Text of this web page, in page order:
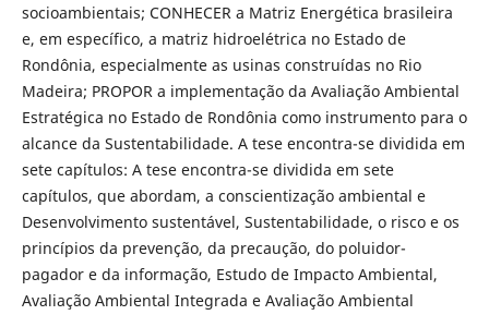
socioambientais; CONHECER a Matriz Energética brasileira
e, em específico, a matriz hidroelétrica no Estado de
Rondônia, es­pecialmente as usinas construídas no Rio
Madeira; PROPOR a implementação da Avaliação Ambiental
Estratégica no Estado de Rondônia como instrumento para o
alcance da Sustentabilidade. A tese encontra-se dividida em
sete capí­tulos: A tese encontra-se dividida em sete
capítulos, que abordam, a conscien­tização ambiental e
Desenvolvimento sustentável, Sustentabilidade, o risco e os
princípios da prevenção, da precaução, do poluidor-
pagador e da informa­ção, Estudo de Impacto Ambiental,
Avaliação Ambiental Integrada e Avalia­ção Ambiental